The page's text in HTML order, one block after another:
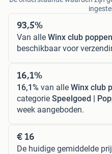
93,5%
Van alle Winx club poppen
beschikbaar voor
16,1%
16,1% van alle Winx club
categorie Speelgoed |
week aangeboden.
€ 16
De huidige gemiddelde